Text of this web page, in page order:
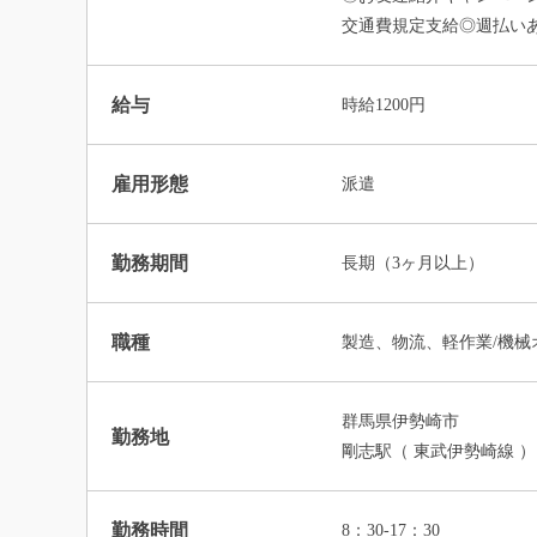
交通費規定支給◎週払い
給与 時給1200円
雇用形態 派遣
勤務期間 長期（3ヶ月以上）
職種 製造、物流、軽作業/機械
勤務地
群馬県伊勢崎市
剛志駅（ 東武伊勢崎線 ）
勤務時間 8：30-17：30